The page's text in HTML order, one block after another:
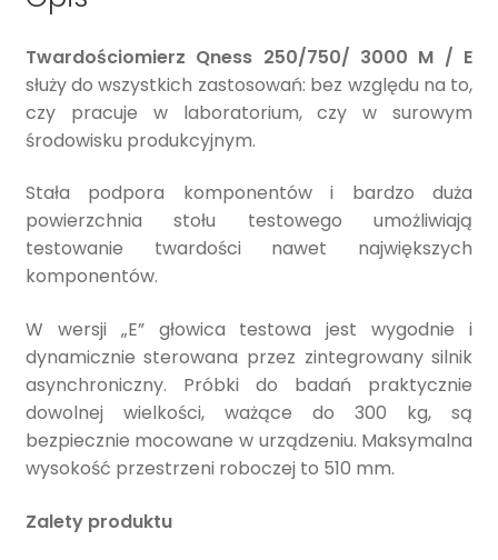
Twardościomierz Qness 250/750/ 3000 M / E
służy do wszystkich zastosowań: bez względu na to,
czy pracuje w laboratorium, czy w surowym
środowisku produkcyjnym.
Stała podpora komponentów i bardzo duża
powierzchnia stołu testowego umożliwiają
testowanie twardości nawet największych
komponentów.
W wersji „E” głowica testowa jest wygodnie i
dynamicznie sterowana przez zintegrowany silnik
asynchroniczny. Próbki do badań praktycznie
dowolnej wielkości, ważące do 300 kg, są
bezpiecznie mocowane w urządzeniu. Maksymalna
wysokość przestrzeni roboczej to 510 mm.
Zalety produktu